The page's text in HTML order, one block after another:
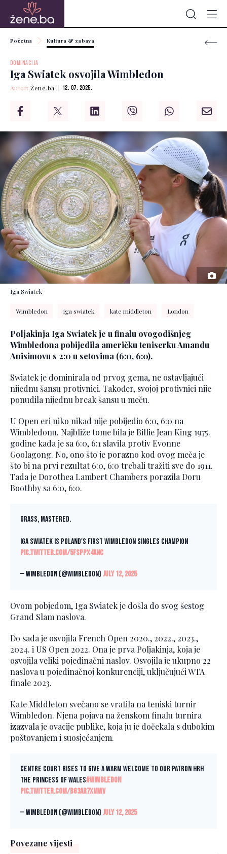
Početna Kultura & zabava
DOMINACIJA
Iga Swiatek osvojila Wimbledon
Autor:Žene.ba 12. 07. 2025.
Iga Swiatek
Wimbledon iga swiatek kate middleton London
Poljakinja Iga Swiatek je u finalu ovogodišnjeg
Wimbledona pobijedila američku teniserku Amandu
Anisimovu s 2:0 u setovima (6:0, 6:0).
Swiatek je dominirala od prvog gema, ne ostavljajući
nijednu šansu protivnici. Također, svojoj protivnici nije
ponudila nijednu break šansu u meču.
U Open eri niko nikad nije pobijedio 6:0, 6:0 na
Wimbledonu. Najbliže tome bila je Billie Jean King 1975.
godine kada je sa 6:0, 6:1 slavila protiv Evonne
Goolagong. No, ono što je porazno kod ovog meča je
što bi na prvi rezultat 6:0, 6:0 trebali tražiti sve do 1911.
Tada je Dorothea Lambert Chambers porazila Doru
Boothby sa 6:0, 6:0.
Grass, mastered.
Iga Swiatek is Poland's first Wimbledon singles champion
pic.twitter.com/5fsPpX4ANC
— Wimbledon (@Wimbledon) July 12, 2025
Ovom pobjedom, Iga Swiatek je došla do svog šestog
Grand Slam naslova.
Do sada je osvojila French Open 2020., 2022., 2023.,
2024. i US Open 2022. Ona je prva Poljakinja, koja je
osvojila veliki pojedinačni naslov. Osvojila je ukupno 22
naslova u pojedinačnoj konkurenciji, uključujući WTA
finale 2023.
Kate Middleton svečano se vratila na teniski turnir
Wimbledon. Njena pojava na ženskom finalu turnira
izazvala je ovacije publike, koja ju je dočekala s dubokim
poštovanjem i suosjećanjem.
Centre Court rises to give a warm welcome to our Patron HRH
The Princess of Wales#Wimbledon
pic.twitter.com/BG3Ar7XMWv
— Wimbledon (@Wimbledon) July 12, 2025
Povezane vijesti